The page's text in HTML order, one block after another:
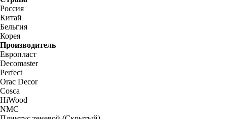
Россия
Китай
Бельгия
Корея
Производитель
Европласт
Decomaster
Perfect
Orac Decor
Cosca
HiWood
NMC